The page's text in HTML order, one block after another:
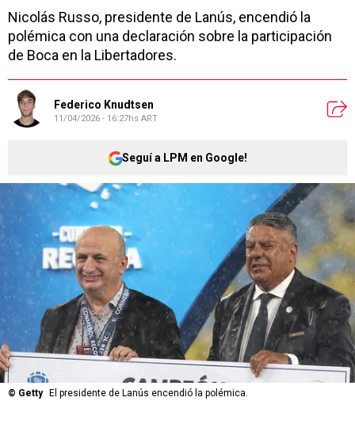
Nicolás Russo, presidente de Lanús, encendió la
polémica con una declaración sobre la participación
de Boca en la Libertadores.
Federico Knudtsen
11/04/2026 - 16:27hs ART
Seguí a LPM en Google!
© Getty El presidente de Lanús encendió la polémica.